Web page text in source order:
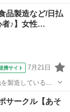
の初心者又はガチ
小学校
品製造など/日払
者♪】女性…
携サイト 7月21日
製造している会
をセットし、 生産
行う作業です。 ま
サークル【あそ